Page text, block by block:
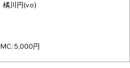
橘川円(vo)
MC: 5,000円